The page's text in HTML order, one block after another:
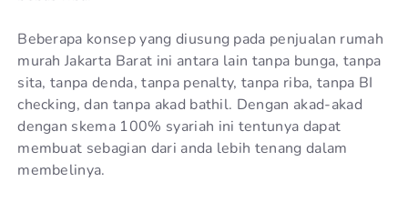
Beberapa konsep yang diusung pada penjualan rumah
murah Jakarta Barat ini antara lain tanpa bunga, tanpa
sita, tanpa denda, tanpa penalty, tanpa riba, tanpa BI
checking, dan tanpa akad bathil. Dengan akad-akad
dengan skema 100% syariah ini tentunya dapat
membuat sebagian dari anda lebih tenang dalam
membelinya.